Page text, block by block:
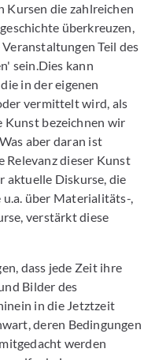
Kursen die zahlreichen
überkreuzen,
Teil des
sein.Dies kann
in der eigenen
vermittelt wird, als
Kunst bezeichnen wir
aber daran ist
Relevanz dieser Kunst
aktuelle Diskurse, die
u.a. über Materialitäts-,
verstärkt diese
dass jede Zeit ihre
Bilder des
in die Jetztzeit
deren Bedingungen
werden